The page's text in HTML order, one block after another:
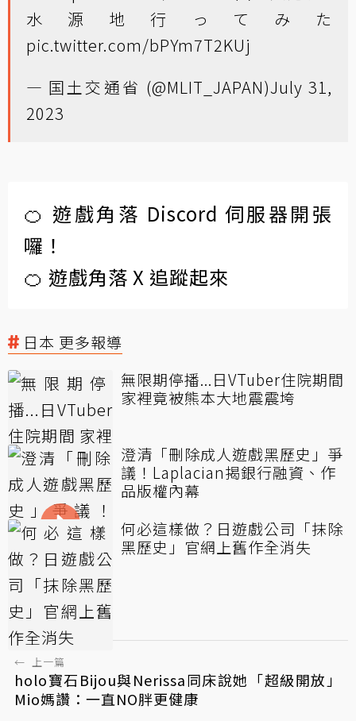
水源地行ってみた
pic.twitter.com/bPYm7T2KUj
— 国土交通省 (@MLIT_JAPAN)July 31,
2023
🍊 遊戲角落 Discord 伺服器開張
囉！
🍊 遊戲角落 X 追蹤起來
日本 更多報導
無限期停播...日VTuber住院期間
家裡竟被熊本大地震震垮
澄清「刪除成人遊戲黑歷史」爭
議！Laplacian揭銀行融資、作
品版權內幕
何必這樣做？日遊戲公司「抹除
黑歷史」官網上舊作全消失
日本 寶可夢
← 上一篇
holo寶石Bijou與Nerissa同床說她「超級開放」
Mio媽讚：一直NO胖更健康